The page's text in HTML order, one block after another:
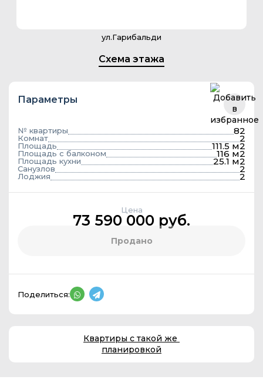
Квартиры с такой же
планировкой
ул.Гарибальди
Схема этажа
Параметры
№ квартиры 82
Комнат 2
Площадь 111.5 м2
Площадь с балконом 116 м2
Площадь кухни 25.1 м2
Санузлов 2
Лоджия 2
Цена
73 590 000 руб.
Продано
Поделиться: